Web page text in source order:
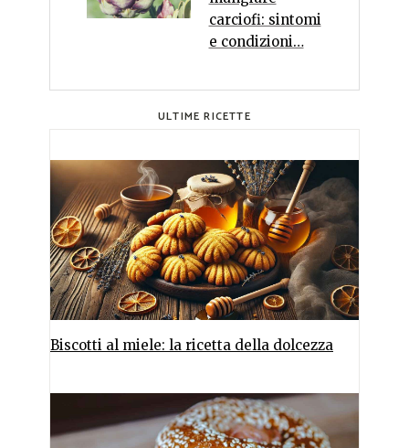
carciofi: sintomi
e condizioni…
ULTIME RICETTE
Biscotti al miele: la ricetta della dolcezza